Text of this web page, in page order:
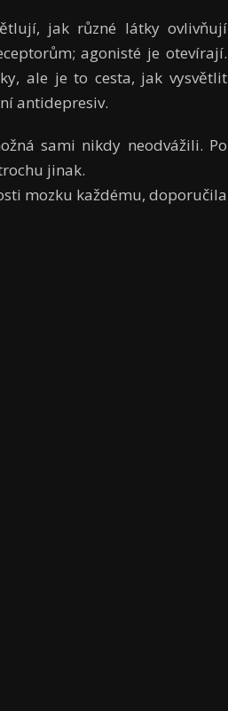
jak různé látky ovlivňují
agonisté je otevírají.
ale je to cesta, jak vysvětlit
antidepresiv.
sami nikdy neodvážili. Po
jinak.
mozku každému, doporučila